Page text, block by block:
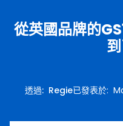
從英國品牌的
透過: Regie已發表於: